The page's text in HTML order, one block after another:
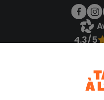
4.3/5
Voir